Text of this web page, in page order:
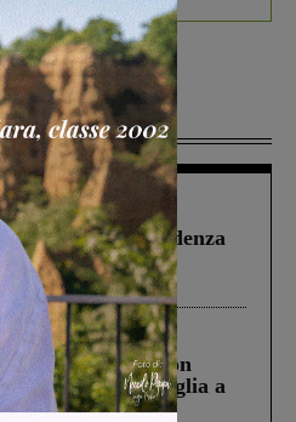
2026
oltre la scadenza
d’Italia: “Un
di Castiglion
aveva ucciso la figlia a